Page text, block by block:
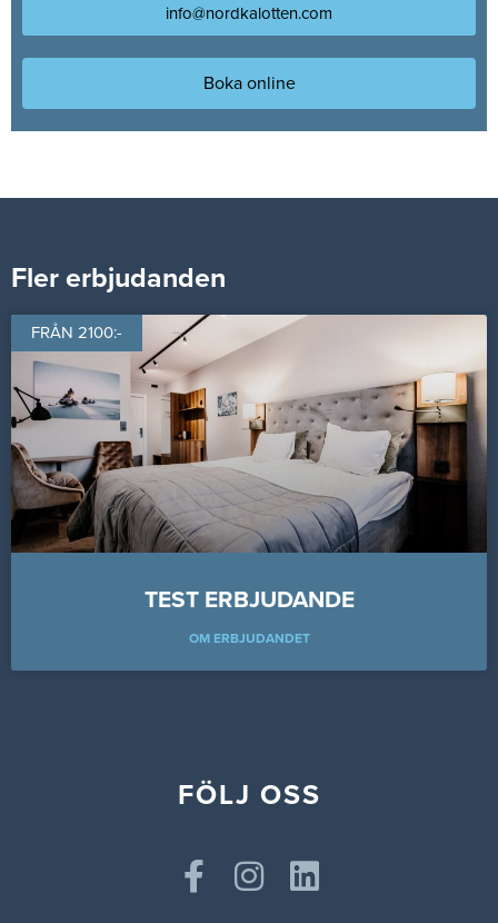
info@nordkalotten.com
Boka online
Fler erbjudanden
FRÅN 2100:-
TEST ERBJUDANDE
OM ERBJUDANDET
FÖLJ OSS